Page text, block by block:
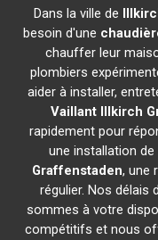
Dans la ville de
besoin d'une
chauffer leur
plombiers
aider à installer,
Vaillant Illkirch
rapidement pour
une installation de
Graffenstaden, une
régulier. Nos délais
sommes à votre
compétitifs et nous